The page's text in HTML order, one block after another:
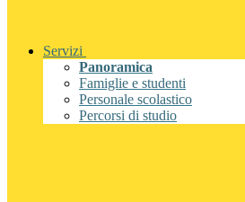
Servizi
Panoramica
Famiglie e studenti
Personale scolastico
Percorsi di studio